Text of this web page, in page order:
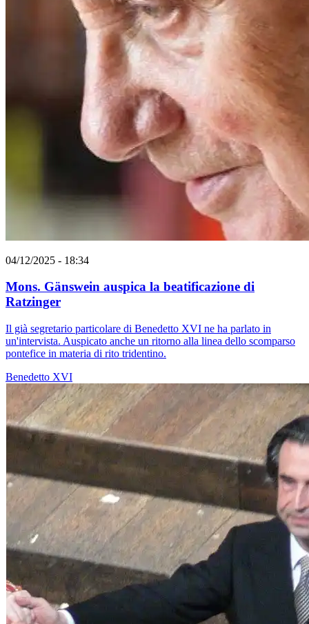
04/12/2025 - 18:34
Mons. Gänswein auspica la beatificazione di
Ratzinger
Il già segretario particolare di Benedetto XVI ne ha parlato in
un'intervista. Auspicato anche un ritorno alla linea dello scomparso
pontefice in materia di rito tridentino.
Benedetto XVI